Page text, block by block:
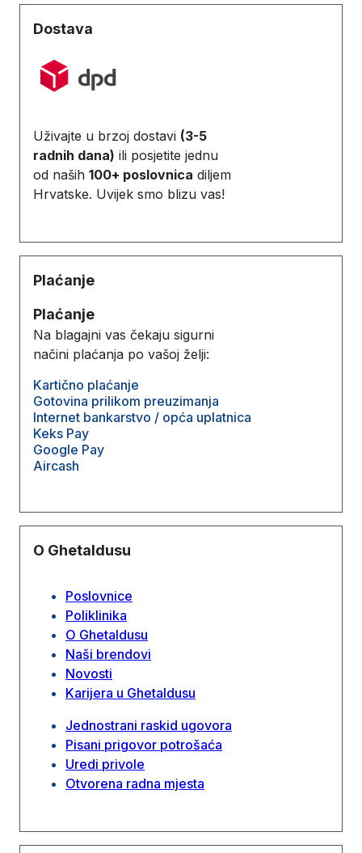
Dostava
Uživajte u brzoj dostavi (3-5
radnih dana) ili posjetite jednu
od naših 100+ poslovnica diljem
Hrvatske. Uvijek smo blizu vas!
Plaćanje
Plaćanje
Na blagajni vas čekaju sigurni
načini plaćanja po vašoj želji:
Kartično plaćanje
Gotovina prilikom preuzimanja
Internet bankarstvo / opća uplatnica
Keks Pay
Google Pay
Aircash
O Ghetaldusu
Poslovnice
Poliklinika
O Ghetaldusu
Naši brendovi
Novosti
Karijera u Ghetaldusu
Jednostrani raskid ugovora
Pisani prigovor potrošaća
Uredi privole
Otvorena radna mjesta